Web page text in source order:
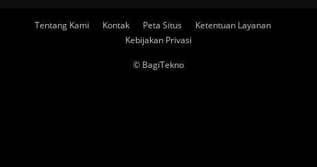
Tentang Kami Kontak Peta Situs
Ketentuan Layanan
Kebijakan Privasi
© BagiTekno